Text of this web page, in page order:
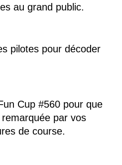
au grand public.
pilotes pour décoder
Cup #560 pour que
par vos
de course.